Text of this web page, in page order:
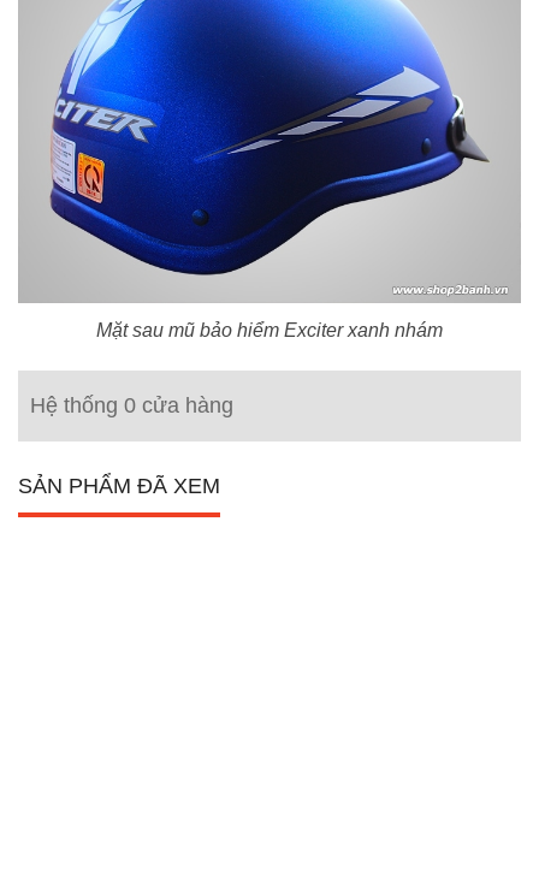
Mặt sau mũ bảo hiểm Exciter xanh nhám
Hệ thống 0 cửa hàng
SẢN PHẨM ĐÃ XEM